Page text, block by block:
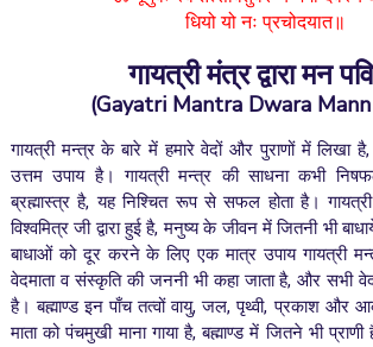
धियो यो नः प्रचोदयात॥
गायत्री मंत्र द्वारा मन
(Gayatri Mantra Dwara
गायत्री मन्त्र के बारे में हमारे वेदों और पुराणों में लिखा
उत्तम उपाय है। गायत्री मन्त्र की साधना कभी
ब्रह्मास्त्र है, यह निश्चित रूप से सफल होता है।
विश्वमित्र जी द्वारा हुई है, मनुष्य के जीवन में जितनी भी
बाधाओं को दूर करने के लिए एक मात्र उपाय गायत्री
वेदमाता व संस्कृति की जननी भी कहा जाता है, और सभी
है। बह्माण्ड इन पाँच तत्वों वायु, जल, पृथ्वी, प्रकाश और
माता को पंचमुखी माना गाया है, बह्माण्ड में जितने भी